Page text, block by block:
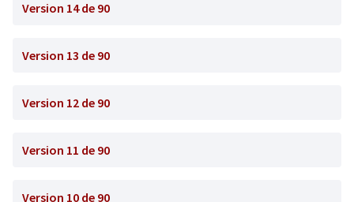
Version 14 de 90
Version 13 de 90
Version 12 de 90
Version 11 de 90
Version 10 de 90